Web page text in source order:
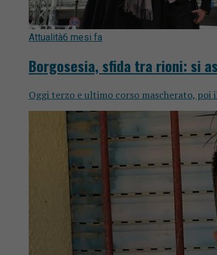
Attualità6 mesi fa
Borgosesia, sfida tra rioni: si
Oggi terzo e ultimo corso mascherato,